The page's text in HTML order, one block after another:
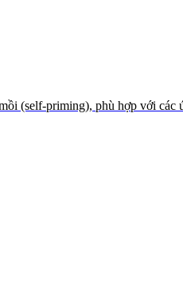
(self-priming), phù hợp với các